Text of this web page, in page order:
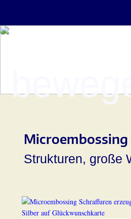
Microembossing
Strukturen, große